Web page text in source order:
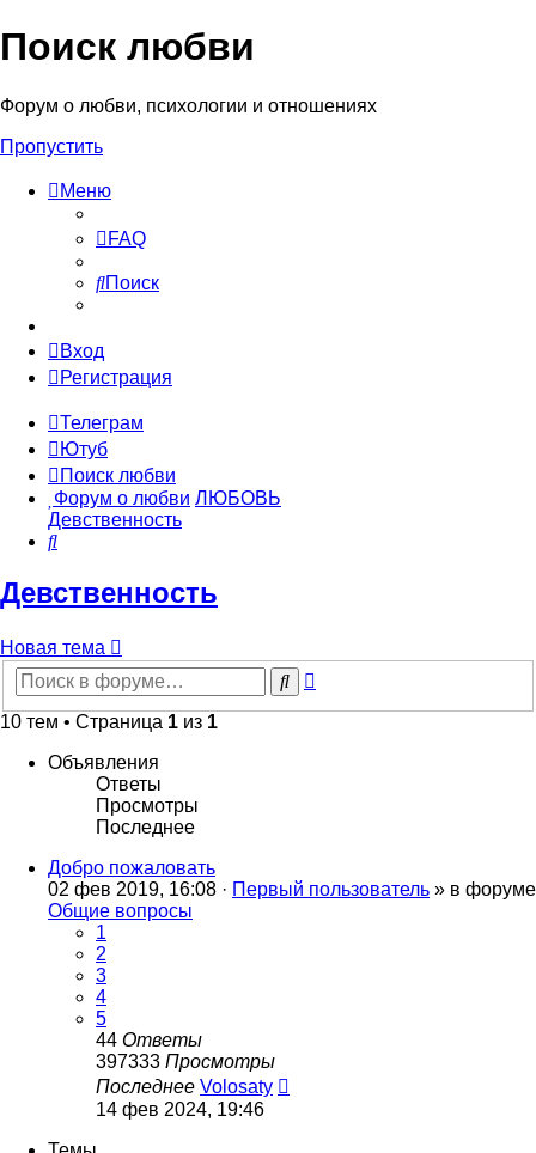
Поиск любви
Форум о любви, психологии и отношениях
Пропустить
Меню
FAQ
Поиск
Вход
Регистрация
Телеграм
Ютуб
Поиск любви
Форум о любви ЛЮБОВЬ
Девственность
Поиск
Девственность
Новая тема
Поиск
10 тем • Страница 1 из 1
Объявления
Ответы
Просмотры
Последнее
Добро пожаловать
02 фев 2019, 16:08 · Первый пользователь » в форуме
Общие вопросы
1
2
3
4
5
44 Ответы
397333 Просмотры
Последнее Volosaty
14 фев 2024, 19:46